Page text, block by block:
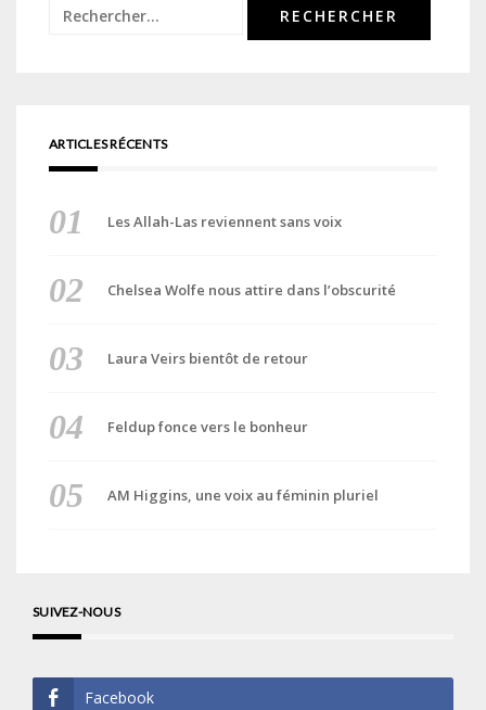
Rechercher :
ARTICLES RÉCENTS
Les Allah-Las reviennent sans voix
Chelsea Wolfe nous attire dans l’obscurité
Laura Veirs bientôt de retour
Feldup fonce vers le bonheur
AM Higgins, une voix au féminin pluriel
SUIVEZ-NOUS
Facebook